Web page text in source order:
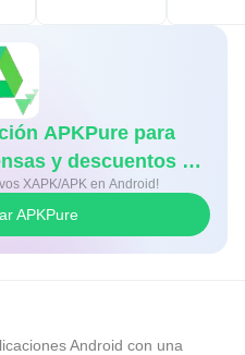
APKPure para
y descuentos en
XAPK/APK en Android!
APKPure
Android con una